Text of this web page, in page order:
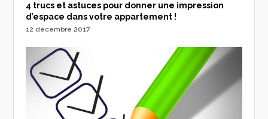
4 trucs et astuces pour donner une impression
d’espace dans votre appartement !
12 décembre 2017